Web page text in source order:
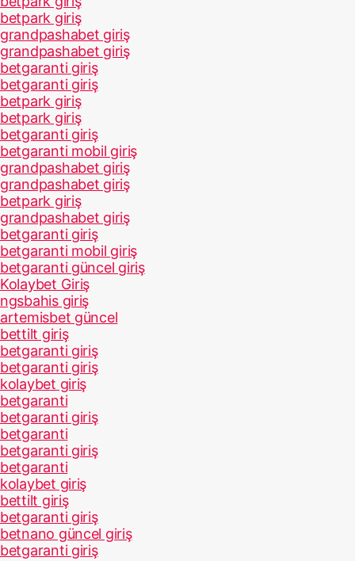
betpark giriş
grandpashabet giriş
grandpashabet giriş
betgaranti giriş
betgaranti giriş
betpark giriş
betpark giriş
betgaranti giriş
betgaranti mobil giriş
grandpashabet giriş
grandpashabet giriş
betpark giriş
grandpashabet giriş
betgaranti giriş
betgaranti mobil giriş
betgaranti güncel giriş
Kolaybet Giriş
ngsbahis giriş
artemisbet güncel
bettilt giriş
betgaranti giriş
betgaranti giriş
kolaybet giriş
betgaranti
betgaranti giriş
betgaranti
betgaranti giriş
betgaranti
kolaybet giriş
bettilt giriş
betgaranti giriş
betnano güncel giriş
betgaranti giriş